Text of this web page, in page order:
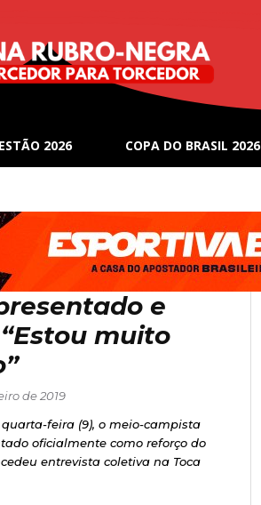
2026 COPA DO BRASIL 2026
e
muito
de 2019
feira (9), o meio-campista
oficialmente como reforço do
entrevista coletiva na Toca